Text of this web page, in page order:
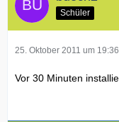
Schüler
25. Oktober 2011 um 19:36
Vor 30 Minuten